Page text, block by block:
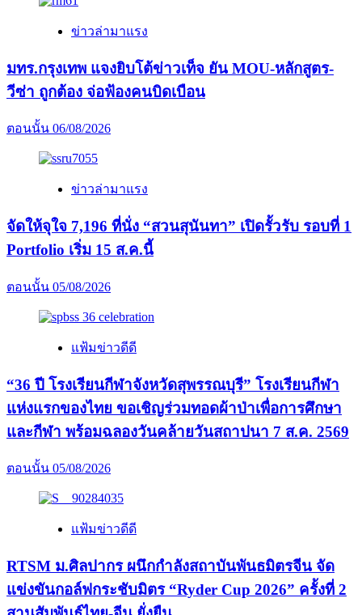
ข่าวล่ามาแรง
มทร.กรุงเทพ แจงยิบโต้ข่าวเท็จ ยัน MOU-หลักสูตร-
วีซ่า ถูกต้อง จ่อฟ้องคนบิดเบือน
ตอนนั้น 06/08/2026
ข่าวล่ามาแรง
จัดให้จุใจ 7,196 ที่นั่ง “สวนสุนันทา” เปิดรั้วรับ รอบที่ 1
Portfolio เริ่ม 15 ส.ค.นี้
ตอนนั้น 05/08/2026
แฟ้มข่าวดีดี
“36 ปี โรงเรียนกีฬาจังหวัดสุพรรณบุรี” โรงเรียนกีฬา
แห่งแรกของไทย ขอเชิญร่วมทอดผ้าป่าเพื่อการศึกษา
และกีฬา พร้อมฉลองวันคล้ายวันสถาปนา 7 ส.ค. 2569
ตอนนั้น 05/08/2026
แฟ้มข่าวดีดี
RTSM ม.ศิลปากร ผนึกกำลังสถาบันพันธมิตรจีน จัด
แข่งขันกอล์ฟกระชับมิตร “Ryder Cup 2026” ครั้งที่ 2